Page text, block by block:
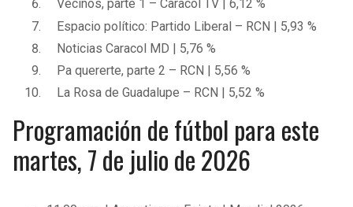
Vecinos, parte 1 – Caracol TV | 6,12 %
Espacio político: Partido Liberal – RCN | 5,93 %
Noticias Caracol MD | 5,76 %
Pa quererte, parte 2 – RCN | 5,56 %
La Rosa de Guadalupe – RCN | 5,52 %
Programación de fútbol para este
martes, 7 de julio de 2026